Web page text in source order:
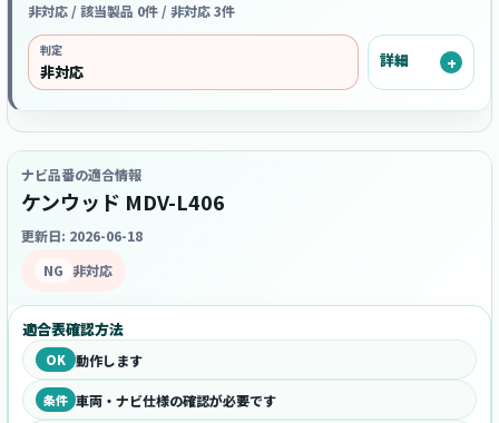
非対応 / 該当製品 0件 / 非対応 3件
判定
非対応
詳細
ナビ品番の適合情報
ケンウッド MDV-L406
更新日: 2026-06-18
NG 非対応
適合表確認方法
OK 動作します
条件 車両・ナビ仕様の確認が必要です